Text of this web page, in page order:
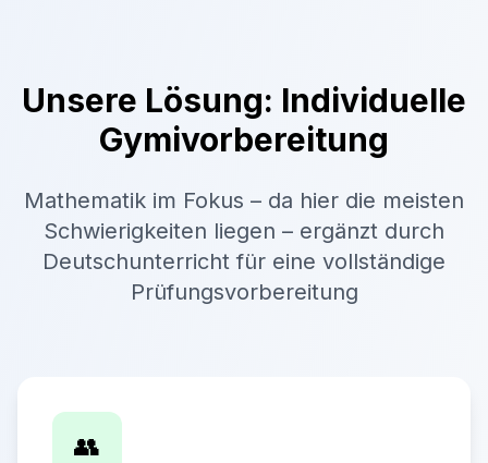
Unsere Lösung: Individuelle
Gymivorbereitung
Mathematik im Fokus – da hier die meisten
Schwierigkeiten liegen – ergänzt durch
Deutschunterricht für eine vollständige
Prüfungsvorbereitung
👥